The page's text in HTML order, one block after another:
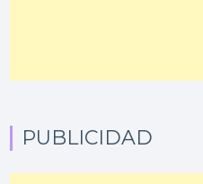
PUBLICIDAD